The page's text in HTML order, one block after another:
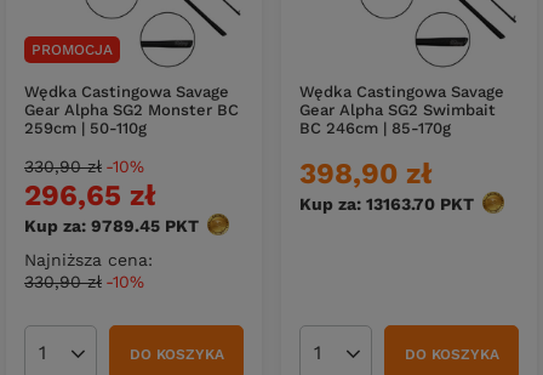
PROMOCJA
Wędka Castingowa Savage
Gear Alpha SG2 Monster BC
259cm | 50-110g
296,65 zł
Kup za: 9789.45 PKT punktów
Najniższa cena:
330,90 zł -10%
330,90 zł -10%
Ilość produktówDO KOSZYKA
Wędka Castingowa Savage
Gear Alpha SG2 Swimbait
BC 246cm | 85-170g
398,90 zł
Kup za: 13163.70 PKT
Ilość produktówDO KOSZYKA